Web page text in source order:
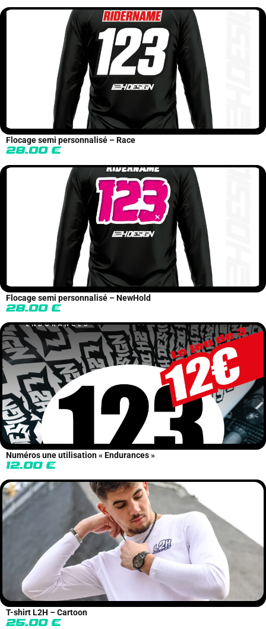
Flocage semi personnalisé – Race
28.00 €
Flocage semi personnalisé – NewHold
28.00 €
Numéros une utilisation « Endurances »
12.00 €
T-shirt L2H – Cartoon
25.00 €